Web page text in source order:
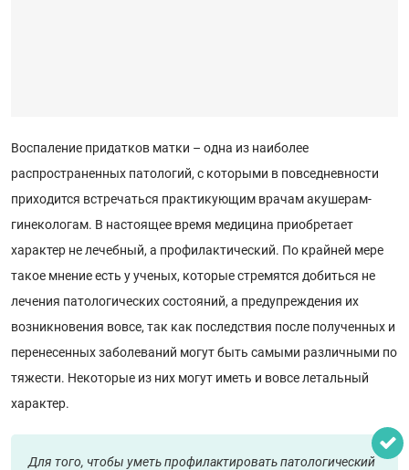
Воспаление придатков матки – одна из наиболее
распространенных патологий, с которыми в повседневности
приходится встречаться практикующим врачам акушерам-
гинекологам. В настоящее время медицина приобретает
характер не лечебный, а профилактический. По крайней мере
такое мнение есть у ученых, которые стремятся добиться не
лечения патологических состояний, а предупреждения их
возникновения вовсе, так как последствия после полученных и
перенесенных заболеваний могут быть самыми различными по
тяжести. Некоторые из них могут иметь и вовсе летальный
характер.
Для того, чтобы уметь профилактировать патологический